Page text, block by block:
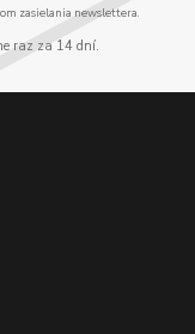
zasielania newslettera.
raz za 14 dní.